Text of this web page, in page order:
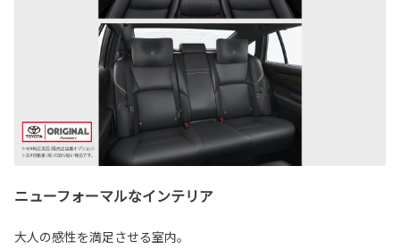
ニューフォーマルなインテリア
大人の感性を満足させる室内。